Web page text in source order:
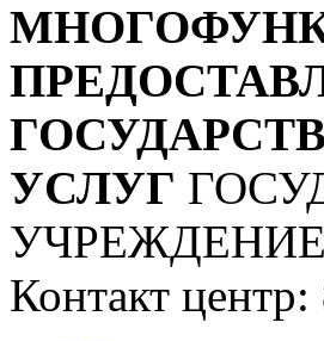
УСЛУГ
Контакт